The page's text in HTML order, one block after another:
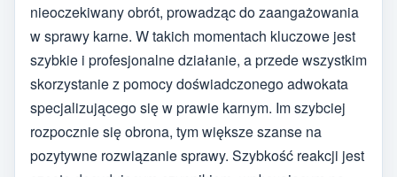
nieoczekiwany obrót, prowadząc do zaangażowania
w sprawy karne. W takich momentach kluczowe jest
szybkie i profesjonalne działanie, a przede wszystkim
skorzystanie z pomocy doświadczonego adwokata
specjalizującego się w prawie karnym. Im szybciej
rozpocznie się obrona, tym większe szanse na
pozytywne rozwiązanie sprawy. Szybkość reakcji jest